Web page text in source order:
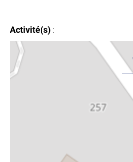
Activité(s) :